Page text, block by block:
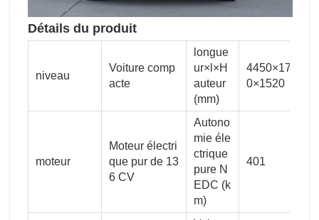
Détails du produit
niveau
Voiture comp
acte
longue
ur×l×H
auteur
(mm)
4450×176
0×1520
moteur
Moteur électri
que pur de 13
6 CV
Autono
mie éle
ctrique
pure N
EDC (k
m)
401